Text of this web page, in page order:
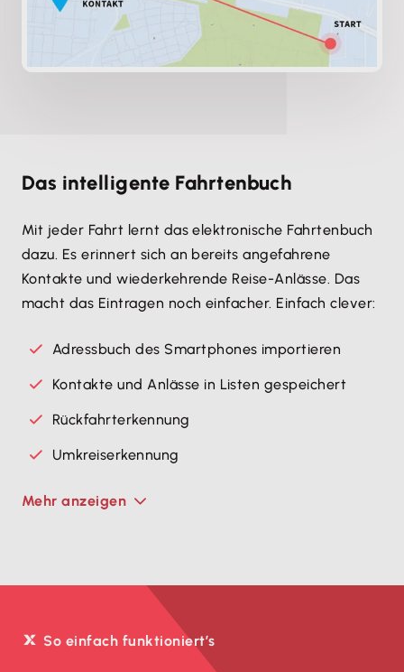
Das intelligente Fahrtenbuch
Mit jeder Fahrt lernt das elektronische Fahrtenbuch
dazu. Es erinnert sich an bereits angefahrene
Kontakte und wiederkehrende Reise-Anlässe. Das
macht das Eintragen noch einfacher. Einfach clever:
Adressbuch des Smartphones importieren
Kontakte und Anlässe in Listen gespeichert
Rückfahrterkennung
Umkreiserkennung
Mehr anzeigen
So einfach funktioniert’s